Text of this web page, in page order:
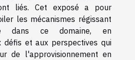
liés. Cet exposé a pour
les mécanismes régissant
dans ce domaine, en
défis et aux perspectives qui
de l'approvisionnement en